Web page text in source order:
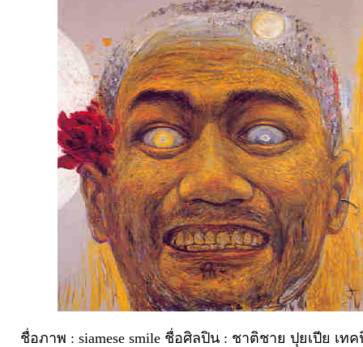
ชื่อภาพ : siamese smile ชื่อศิลปิน : ชาติชาย ปุยเปีย เ